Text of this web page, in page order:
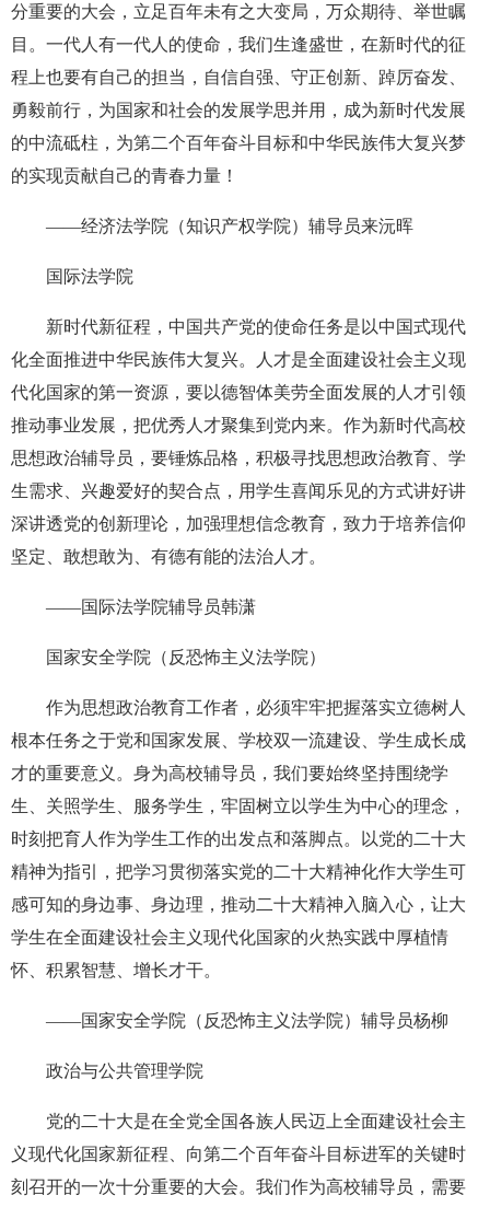
分重要的大会，立足百年未有之大变局，万众期待、举世瞩
目。一代人有一代人的使命，我们生逢盛世，在新时代的征
程上也要有自己的担当，自信自强、守正创新、踔厉奋发、
勇毅前行，为国家和社会的发展学思并用，成为新时代发展
的中流砥柱，为第二个百年奋斗目标和中华民族伟大复兴梦
的实现贡献自己的青春力量！
——经济法学院（知识产权学院）辅导员来沅晖
国际法学院
新时代新征程，中国共产党的使命任务是以中国式现代
化全面推进中华民族伟大复兴。人才是全面建设社会主义现
代化国家的第一资源，要以德智体美劳全面发展的人才引领
推动事业发展，把优秀人才聚集到党内来。作为新时代高校
思想政治辅导员，要锤炼品格，积极寻找思想政治教育、学
生需求、兴趣爱好的契合点，用学生喜闻乐见的方式讲好讲
深讲透党的创新理论，加强理想信念教育，致力于培养信仰
坚定、敢想敢为、有德有能的法治人才。
——国际法学院辅导员韩潇
国家安全学院（反恐怖主义法学院）
作为思想政治教育工作者，必须牢牢把握落实立德树人
根本任务之于党和国家发展、学校双一流建设、学生成长成
才的重要意义。 身为高校辅导员， 我们要始终坚持围绕学
生、关照学生、服务学生，牢固树立以学生为中心的理念，
时刻把育人作为学生工作的出发点和落脚点。以党的二十大
精神为指引，把学习贯彻落实党的二十大精神化作大学生可
感可知的身边事、身边理，推动二十大精神入脑入心，让大
学生在全面建设社会主义现代化国家的火热实践中厚植情
怀、积累智慧、增长才干。
——国家安全学院（反恐怖主义法学院）辅导员杨柳
政治与公共管理学院
党的二十大是在全党全国各族人民迈上全面建设社会主
义现代化国家新征程、向第二个百年奋斗目标进军的关键时
刻召开的一次十分重要的大会。我们作为高校辅导员，需要